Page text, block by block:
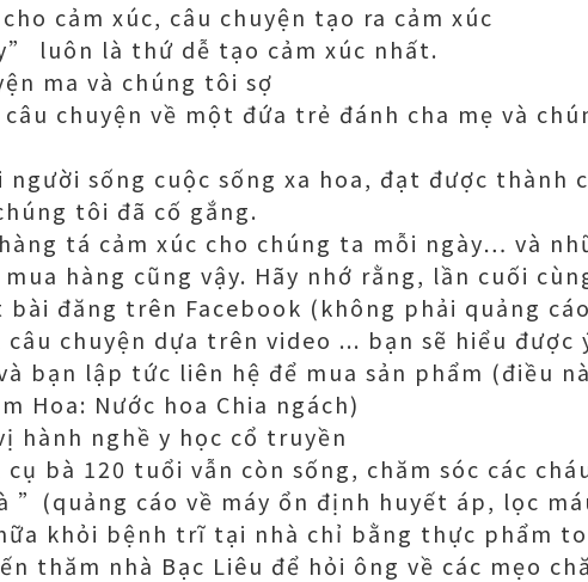
cảm xúc, câu chuyện tạo ra cảm xúc
luôn là thứ dễ tạo cảm xúc nhất.
ma và chúng tôi sợ
chuyện về một đứa trẻ đánh cha mẹ và
sống cuộc sống xa hoa, đạt được thành
tôi đã cố gắng.
tá cảm xúc cho chúng ta mỗi ngày… và
hàng cũng vậy. Hãy nhớ rằng, lần cuối
đăng trên Facebook (không phải quảng
chuyện dựa trên video ... bạn sẽ hiểu được
bạn lập tức liên hệ để mua sản phẩm (điều
Hoa: Nước hoa Chia ngách)
hành nghề y học cổ truyền
cụ bà 120 tuổi vẫn còn sống, chăm sóc các
”(quảng cáo về máy ổn định huyết áp, lọc
khỏi bệnh trĩ tại nhà chỉ bằng thực phẩm
thăm nhà Bạc Liêu để hỏi ông về các mẹo